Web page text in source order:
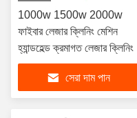
1000w 1500w 2000w
ফাইবার লেজার ক্লিনিং মেশিন
হ্যান্ডহেল্ড ক্রমাগত লেজার ক্লিনিং
সেরা দাম পান